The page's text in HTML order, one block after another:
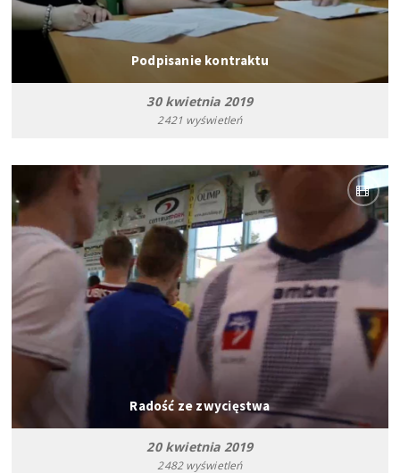
Podpisanie kontraktu
30 kwietnia 2019
2421 wyświetleń
Radość ze zwycięstwa
20 kwietnia 2019
2482 wyświetleń